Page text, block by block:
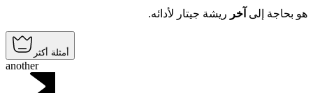
هو بحاجة إلى آخر ريشة جيتار لأدائه.
أمثلة أكثر
another